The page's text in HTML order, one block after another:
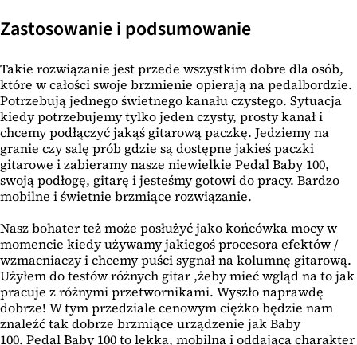
Zastosowanie i podsumowanie
Takie rozwiązanie jest przede wszystkim dobre dla osób,
które w całości swoje brzmienie opierają na pedalbordzie.
Potrzebują jednego świetnego kanału czystego. Sytuacja
kiedy potrzebujemy tylko jeden czysty, prosty kanał i
chcemy podłączyć jakąś gitarową paczkę. Jedziemy na
granie czy salę prób gdzie są dostępne jakieś paczki
gitarowe i zabieramy nasze niewielkie Pedal Baby 100,
swoją podłogę, gitarę i jesteśmy gotowi do pracy. Bardzo
mobilne i świetnie brzmiące rozwiązanie.
Nasz bohater też może posłużyć jako końcówka mocy w
momencie kiedy używamy jakiegoś procesora efektów /
wzmacniaczy i chcemy puści sygnał na kolumnę gitarową.
Użyłem do testów różnych gitar ,żeby mieć wgląd na to jak
pracuje z różnymi przetwornikami. Wyszło naprawdę
dobrze! W tym przedziale cenowym ciężko będzie nam
znaleźć tak dobrze brzmiące urządzenie jak Baby
100. Pedal Baby 100 to lekka, mobilna i oddająca charakter